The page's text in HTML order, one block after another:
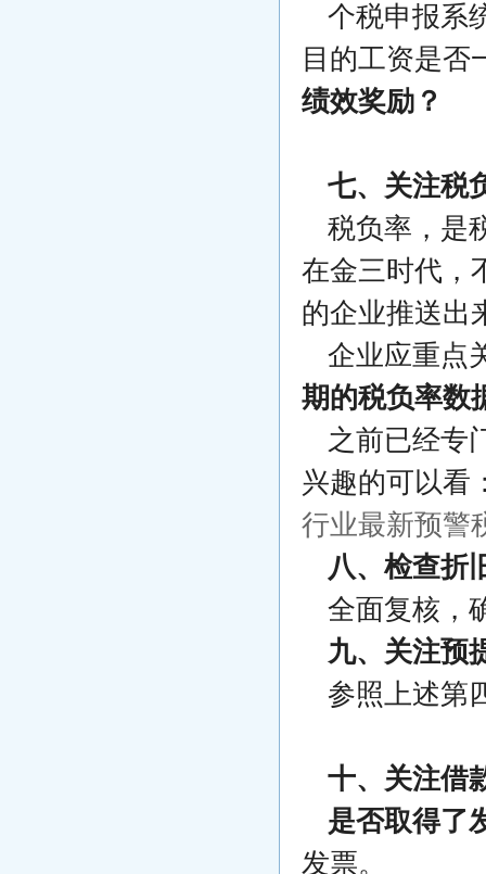
个税申报系
目的工资是否
绩效奖励？
七、关注税
税负率，是
在金三时代，
的企业推送出
企业应重点
期的税负率数
之前已经专
兴趣的可以看
行业最新预警
八、检查折
全面复核，
九、关注预
参照上述第
十、关注借
是否取得了
发票。